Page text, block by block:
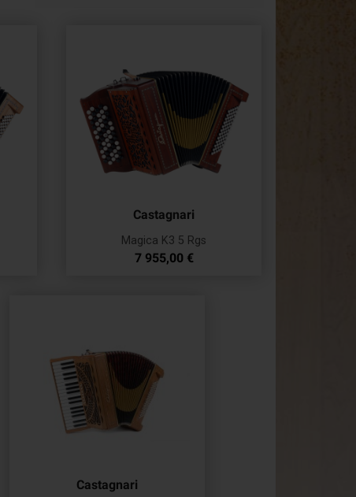
Castagnari
Magica K3 5 Rgs
Prix
7 955,00 €
Castagnari